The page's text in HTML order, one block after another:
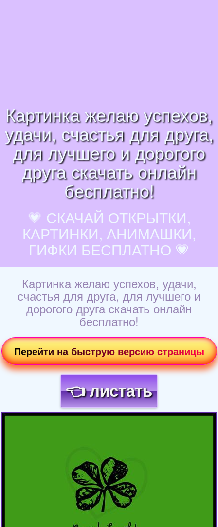
Картинка желаю успехов,
удачи, счастья для друга,
для лучшего и дорогого
друга скачать онлайн
бесплатно!
💗 СКАЧАЙ ОТКРЫТКИ,
КАРТИНКИ, АНИМАШКИ,
ГИФКИ БЕСПЛАТНО 💗
Картинка желаю успехов, удачи,
счастья для друга, для лучшего и
дорогого друга скачать онлайн
бесплатно!
Перейти на быструю версию страницы
👈 листать
Загрузка картинки...